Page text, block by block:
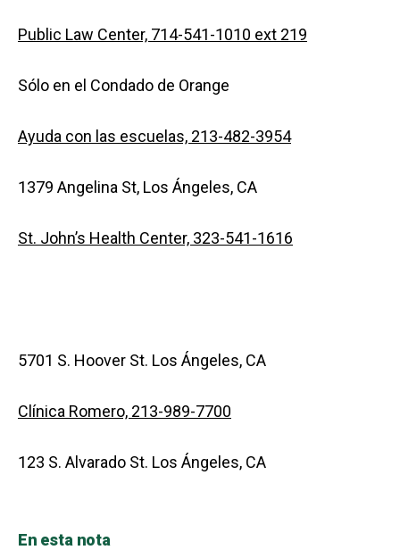
Public Law Center, 714-541-1010 ext 219
Sólo en el Condado de Orange
Ayuda con las escuelas, 213-482-3954
1379 Angelina St, Los Ángeles, CA
St. John’s Health Center, 323-541-1616
5701 S. Hoover St. Los Ángeles, CA
Clínica Romero, 213-989-7700
123 S. Alvarado St. Los Ángeles, CA
En esta nota